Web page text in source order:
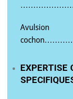
EXPERTISE